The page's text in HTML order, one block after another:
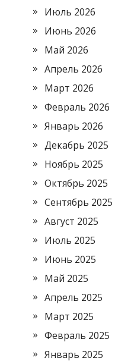
Июль 2026
Июнь 2026
Май 2026
Апрель 2026
Март 2026
Февраль 2026
Январь 2026
Декабрь 2025
Ноябрь 2025
Октябрь 2025
Сентябрь 2025
Август 2025
Июль 2025
Июнь 2025
Май 2025
Апрель 2025
Март 2025
Февраль 2025
Январь 2025